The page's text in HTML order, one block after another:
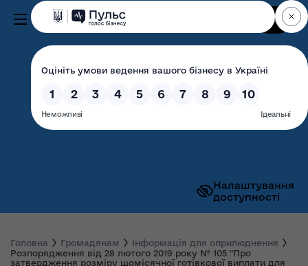
Налаштування
доступності
Волинська обласна
державна адміністрація
Головна Громадянам
Інформація для оприлюднення
Розпорядження від 28 лютого 2019 року № 105 "Про
затвердження розміру щомісячної готівкової виплати для